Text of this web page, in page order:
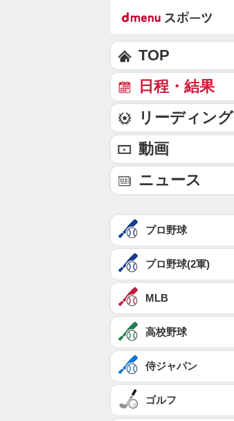
TOP
日程・結果
リーディング
動画
ニュース
プロ野球
プロ野球(2軍)
MLB
高校野球
侍ジャパン
ゴルフ